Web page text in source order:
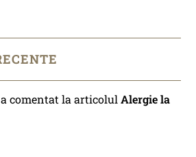
a comentat la articolulAlergie la